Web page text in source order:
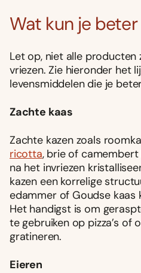
Wat kun je
Let op, niet alle producten
vriezen. Zie hieronder het
levensmiddelen die je
Zachte kaas
Zachte kazen zoals
ricotta, brie of
na het invriezen
kazen een korrelige
edammer of Goudse kaas
Het handigst is om
te gebruiken op pizza’s of
gratineren.
Eieren